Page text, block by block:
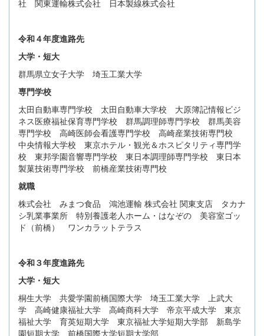
社 関東運輸株式会社 日本製線株式会社
令和４年度進路先
大学・短大
群馬県立女子大学 埼玉工業大学
専門学校
太田自動車専門学校 太田自動車大学校 大原簿記情報ビジ
ネス医療福祉保育専門学校 群馬調理師専門学校 群馬美容
専門学校 高崎医師会看護専門学校 高崎産業技術専門校
中央情報大学校 東京ホテル・観光＆ホスピタリティ専門学
校 東邦学園音響専門学校 東日本調理師専門学校 東日本
製菓技術専門学校 前橋産業技術専門校
就職
株式会社 みまつ食品 鴻池運輸 株式会社 関東支店 タカナ
シ乳業事業所 特別養護老人ホーム・はなぞの 美容室ゴッ
ド（前橋） ワンカラットテラス
令和３年度進路先
大学・短大
桐生大学 共愛学園前橋国際大学 埼玉工業大学 上武大
学 高崎健康福祉大学 高崎商科大学 帝京平成大学 東京
福祉大学 育英短期大学 東京福祉大学短期大学部 新島学
園短期大学 前橋国際大学短期大学部